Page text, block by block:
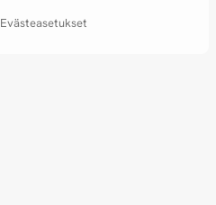
Evästeasetukset